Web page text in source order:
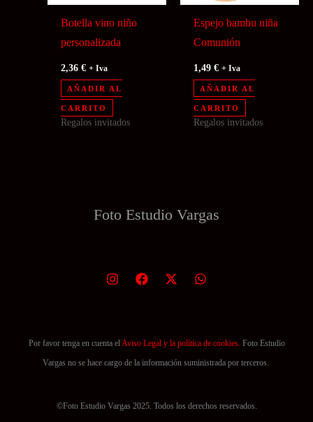
Botella vino niño
personalizada
2,36€ + Iva
AÑADIR AL
CARRITO
Regalos invitados
Espejo bambu niña
Comunión
1,49€ + Iva
AÑADIR AL
CARRITO
Regalos invitados
Foto Estudio Vargas
Por favor tenga en cuenta elAviso Legal y la política de cookies. Foto Estudio
Vargas no se hace cargo de la información suministrada por terceros.
©Foto Estudio Vargas 2025. Todos los derechos reservados.